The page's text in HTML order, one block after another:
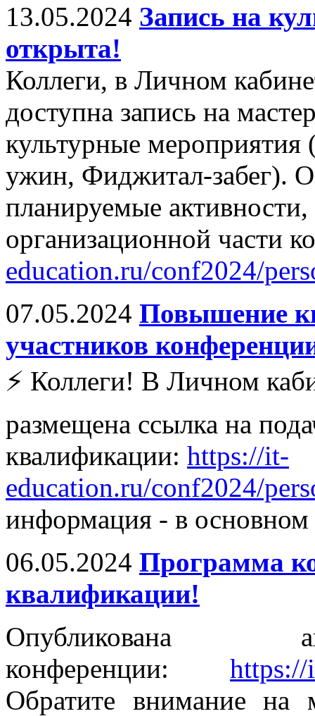
13.05.2024 Запись на
открыта!
Коллеги, в Личном
доступна запись на
культурные
ужин, Фиджитал-забег).
планируемые
организационной части
education.ru/conf2024/
07.05.2024 Повышение
участников
⚡️ Коллеги! В Личном
размещена ссылка на
квалификации: https://it-
education.ru/conf2024/
информация - в основном
06.05.2024 Программа
квалификации!
Опубликована
конференции: https://
Обратите внимание на